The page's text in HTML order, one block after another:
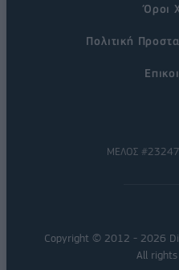
Όροι
Πολιτική
ΜΕΛΟΣ
Copyright © 2012 - 2026
All